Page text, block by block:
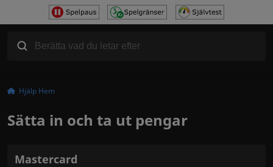
Hjälp Hem
Sätta in och ta ut pengar
Mastercard